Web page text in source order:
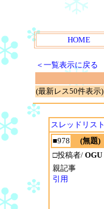
HOME
＜一覧表示に戻る
(最新レス50件表示)
スレッドリスト
■978
(無題)
□投稿者/ OGU
親記事
引用